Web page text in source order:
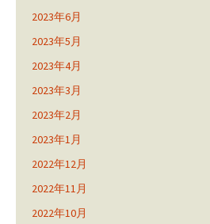
2023年6月
2023年5月
2023年4月
2023年3月
2023年2月
2023年1月
2022年12月
2022年11月
2022年10月